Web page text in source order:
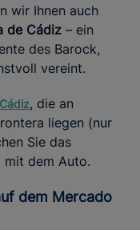
wir Ihnen auch
de Cádiz – ein
des Barock,
vereint.
, die an
liegen (nur
Sie das
mit dem Auto.